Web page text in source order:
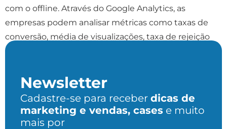
com o offline. Através do Google Analytics, as
empresas podem analisar métricas como taxas de
conversão, média de visualizações, taxa de rejeição
das páginas, crescimento orgânico, […]
Newsletter
Cadastre-se para receber dicas de
marketing e vendas, cases e muito
mais por